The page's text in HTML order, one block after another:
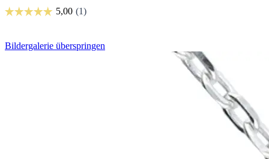
Bildergalerie überspringen